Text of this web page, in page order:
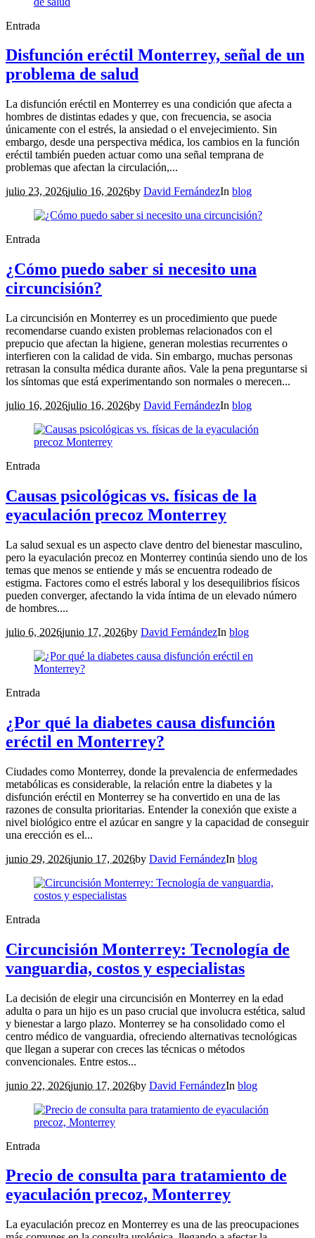
Entrada
Disfunción eréctil Monterrey, señal de un
problema de salud
La disfunción eréctil en Monterrey es una condición que afecta a
hombres de distintas edades y que, con frecuencia, se asocia
únicamente con el estrés, la ansiedad o el envejecimiento. Sin
embargo, desde una perspectiva médica, los cambios en la función
eréctil también pueden actuar como una señal temprana de
problemas que afectan la circulación,...
julio 23, 2026julio 16, 2026by David FernándezIn blog
Entrada
¿Cómo puedo saber si necesito una
circuncisión?
La circuncisión en Monterrey es un procedimiento que puede
recomendarse cuando existen problemas relacionados con el
prepucio que afectan la higiene, generan molestias recurrentes o
interfieren con la calidad de vida. Sin embargo, muchas personas
retrasan la consulta médica durante años. Vale la pena preguntarse si
los síntomas que está experimentando son normales o merecen...
julio 16, 2026julio 16, 2026by David FernándezIn blog
Entrada
Causas psicológicas vs. físicas de la
eyaculación precoz Monterrey
La salud sexual es un aspecto clave dentro del bienestar masculino,
pero la eyaculación precoz en Monterrey continúa siendo uno de los
temas que menos se entiende y más se encuentra rodeado de
estigma. Factores como el estrés laboral y los desequilibrios físicos
pueden converger, afectando la vida íntima de un elevado número
de hombres....
julio 6, 2026junio 17, 2026by David FernándezIn blog
Entrada
¿Por qué la diabetes causa disfunción
eréctil en Monterrey?
Ciudades como Monterrey, donde la prevalencia de enfermedades
metabólicas es considerable, la relación entre la diabetes y la
disfunción eréctil en Monterrey se ha convertido en una de las
razones de consulta prioritarias. Entender la conexión que existe a
nivel biológico entre el azúcar en sangre y la capacidad de conseguir
una erección es el...
junio 29, 2026junio 17, 2026by David FernándezIn blog
Entrada
Circuncisión Monterrey: Tecnología de
vanguardia, costos y especialistas
La decisión de elegir una circuncisión en Monterrey en la edad
adulta o para un hijo es un paso crucial que involucra estética, salud
y bienestar a largo plazo. Monterrey se ha consolidado como el
centro médico de vanguardia, ofreciendo alternativas tecnológicas
que llegan a superar con creces las técnicas o métodos
convencionales. Entre estos...
junio 22, 2026junio 17, 2026by David FernándezIn blog
Entrada
Precio de consulta para tratamiento de
eyaculación precoz, Monterrey
La eyaculación precoz en Monterrey es una de las preocupaciones